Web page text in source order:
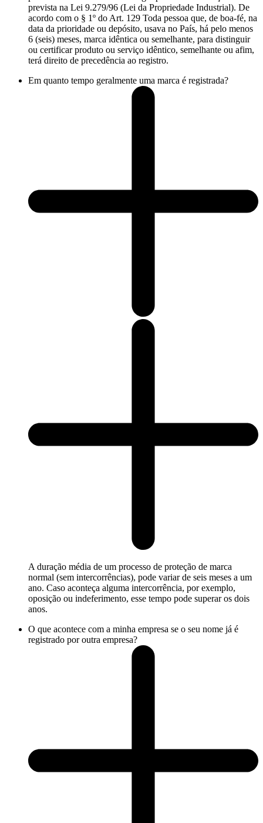
prevista na Lei 9.279/96 (Lei da Propriedade Industrial). De
acordo com o § 1º do Art. 129 Toda pessoa que, de boa-fé, na
data da prioridade ou depósito, usava no País, há pelo menos
6 (seis) meses, marca idêntica ou semelhante, para distinguir
ou certificar produto ou serviço idêntico, semelhante ou afim,
terá direito de precedência ao registro.
Em quanto tempo geralmente uma marca é registrada?
A duração média de um processo de proteção de marca
normal (sem intercorrências), pode variar de seis meses a um
ano. Caso aconteça alguma intercorrência, por exemplo,
oposição ou indeferimento, esse tempo pode superar os dois
anos.
O que acontece com a minha empresa se o seu nome já é
registrado por outra empresa?